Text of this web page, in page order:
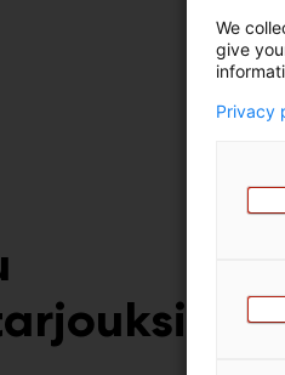
We
give
Privacy